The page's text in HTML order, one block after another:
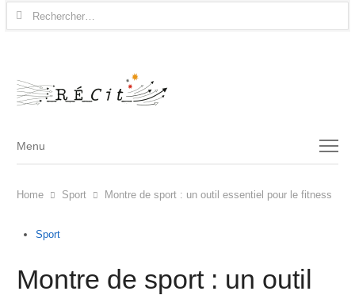
Rechercher :
Menu
Menu
Home Sport Montre de sport : un outil essentiel pour le fitness
Sport
Montre de sport : un outil